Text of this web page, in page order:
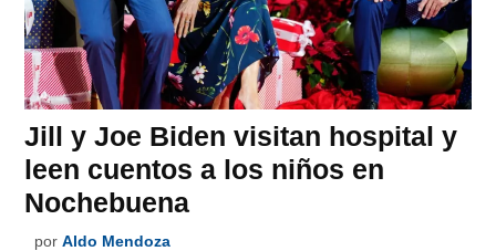
Jill y Joe Biden visitan hospital y
leen cuentos a los niños en
Nochebuena
por Aldo Mendoza